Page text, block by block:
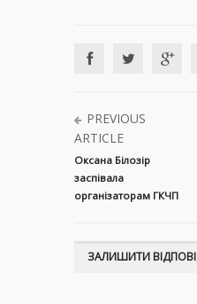
PREVIOUS
ARTICLE
Оксана Білозір
заспівала
організаторам ГКЧП
ЗАЛИШИТИ